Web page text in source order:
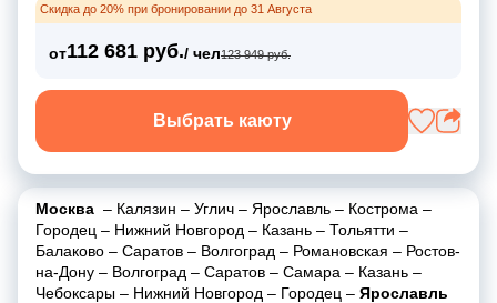
Скидка до 20% при бронировании до 31 Августа
от112 681 руб./ чел123 949 руб.
Выбрать каюту
Москва – Калязин – Углич – Ярославль – Кострома –
Городец – Нижний Новгород – Казань – Тольятти –
Балаково – Саратов – Волгоград – Романовская – Ростов-
на-Дону – Волгоград – Саратов – Самара – Казань –
Чебоксары – Нижний Новгород – Городец – Ярославль